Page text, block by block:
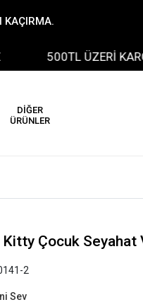
KAÇIRMA.
500TL ÜZERİ KARGO
DİĞER
ÜRÜNLER
Çocuk Seyahat
2
Sev